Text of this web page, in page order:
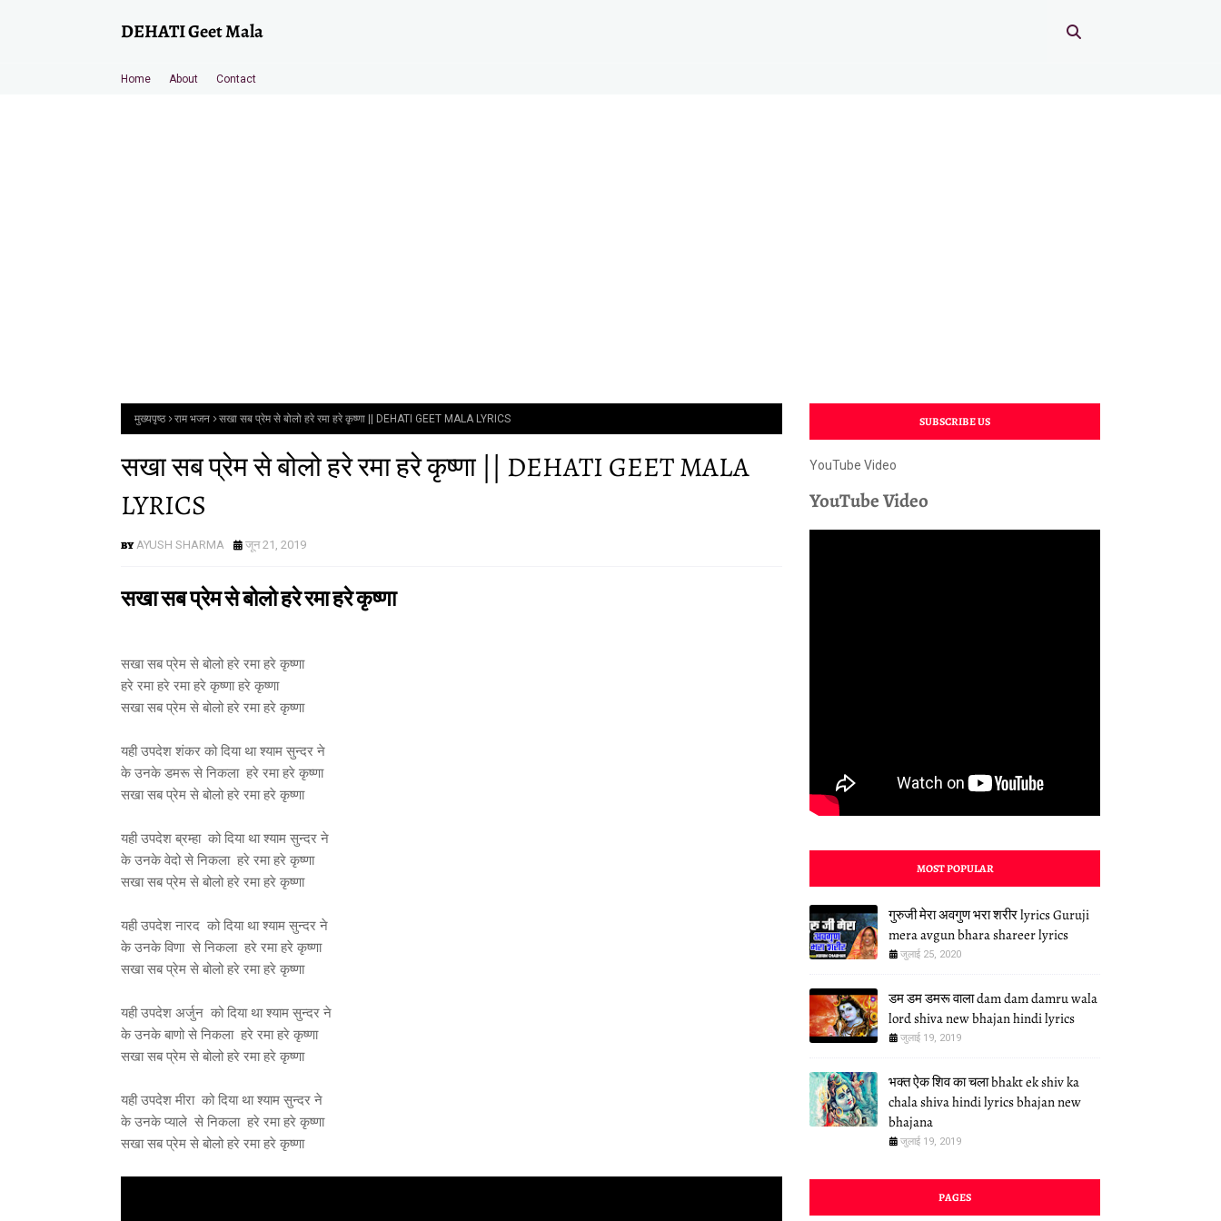
DEHATI Geet Mala
Home About Contact
मुख्यपृष्ठ राम भजन सखा सब प्रेम से बोलो हरे रमा हरे कृष्णा || DEHATI GEET MALA LYRICS
सखा सब प्रेम से बोलो हरे रमा हरे कृष्णा || DEHATI GEET MALA
LYRICS
AYUSH SHARMA जून 21, 2019
सखा सब प्रेम से बोलो हरे रमा हरे कृष्णा
सखा सब प्रेम से बोलो हरे रमा हरे कृष्णा
हरे रमा हरे रमा हरे कृष्णा हरे कृष्णा
सखा सब प्रेम से बोलो हरे रमा हरे कृष्णा
यही उपदेश शंकर को दिया था श्याम सुन्दर ने
के उनके डमरू से निकला हरे रमा हरे कृष्णा
सखा सब प्रेम से बोलो हरे रमा हरे कृष्णा
यही उपदेश ब्रम्हा को दिया था श्याम सुन्दर ने
के उनके वेदो से निकला हरे रमा हरे कृष्णा
सखा सब प्रेम से बोलो हरे रमा हरे कृष्णा
यही उपदेश नारद को दिया था श्याम सुन्दर ने
के उनके विणा से निकला हरे रमा हरे कृष्णा
सखा सब प्रेम से बोलो हरे रमा हरे कृष्णा
यही उपदेश अर्जुन को दिया था श्याम सुन्दर ने
के उनके बाणो से निकला हरे रमा हरे कृष्णा
सखा सब प्रेम से बोलो हरे रमा हरे कृष्णा
यही उपदेश मीरा को दिया था श्याम सुन्दर ने
के उनके प्याले से निकला हरे रमा हरे कृष्णा
सखा सब प्रेम से बोलो हरे रमा हरे कृष्णा
SUBSCRIBE US
YouTube Video
YouTube Video
MOST POPULAR
गुरुजी मेरा अवगुण भरा शरीर lyrics Guruji
mera avgun bhara shareer lyrics
जुलाई 25, 2020
डम डम डमरू वाला dam dam damru wala
lord shiva new bhajan hindi lyrics
जुलाई 19, 2019
भक्त ऐक शिव का चला bhakt ek shiv ka
chala shiva hindi lyrics bhajan new
bhajana
जुलाई 19, 2019
PAGES